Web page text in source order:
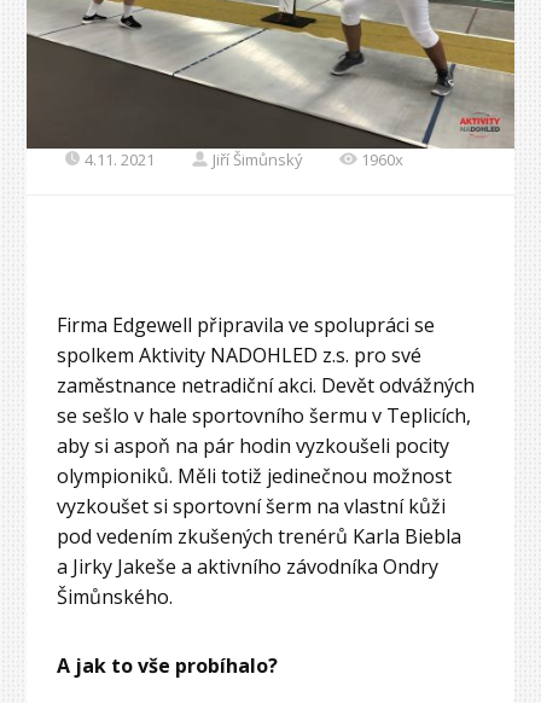
4.11. 2021 Jiří Šimůnský 1960x
Firma Edgewell připravila ve spolupráci se
spolkem Aktivity NADOHLED z.s. pro své
zaměstnance netradiční akci. Devět odvážných
se sešlo v hale sportovního šermu v Teplicích,
aby si aspoň na pár hodin vyzkoušeli pocity
olympioniků. Měli totiž jedinečnou možnost
vyzkoušet si sportovní šerm na vlastní kůži
pod vedením zkušených trenérů Karla Biebla
a Jirky Jakeše a aktivního závodníka Ondry
Šimůnského.
A jak to vše probíhalo?